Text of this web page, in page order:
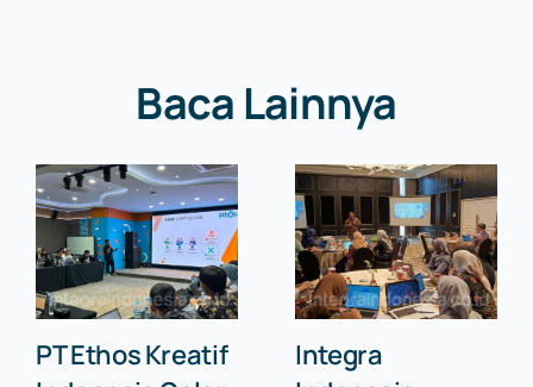
Baca Lainnya
PT Ethos Kreatif
Integra